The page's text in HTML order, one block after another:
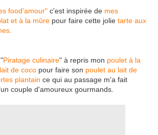
food'amour" c'est inspirée de mes
et à la mûre pour faire cette jolie tarte aux
Piratage culinaire" à repris mon poulet à la
de coco pour faire son poulet au lait de
plantain ce qui au passage m'a fait
couple d'amoureux gourmands.